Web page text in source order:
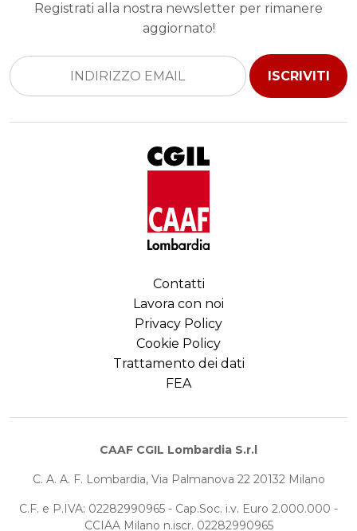
Registrati alla nostra newsletter per rimanere
aggiornato!
ISCRIVITI
Contatti
Lavora con noi
Privacy Policy
Cookie Policy
Trattamento dei dati
FEA
CAAF CGIL Lombardia S.r.l
C. A. A. F. Lombardia, Via Palmanova 22 20132 Milano
C.F. e P.IVA: 02282990965 - Cap.Soc. i.v. Euro 2.000.000 -
CCIAA Milano n.iscr. 02282990965